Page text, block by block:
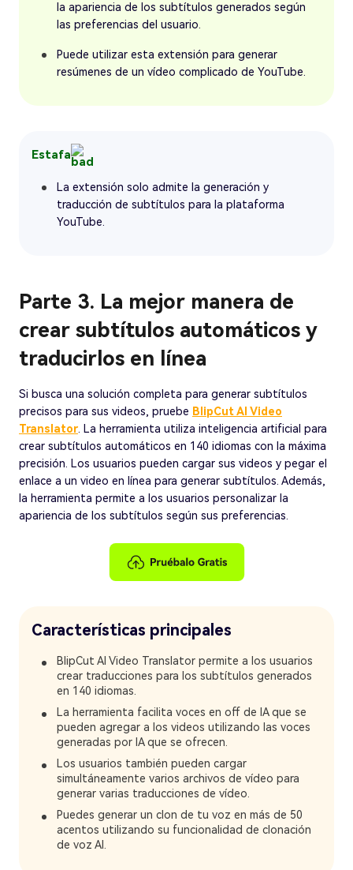
la apariencia de los subtítulos generados según
las preferencias del usuario.
Puede utilizar esta extensión para generar
resúmenes de un vídeo complicado de YouTube.
Estafa
La extensión solo admite la generación y
traducción de subtítulos para la plataforma
YouTube.
Parte 3. La mejor manera de
crear subtítulos automáticos y
traducirlos en línea
Si busca una solución completa para generar subtítulos
precisos para sus videos, pruebe BlipCut AI Video
Translator. La herramienta utiliza inteligencia artificial para
crear subtítulos automáticos en 140 idiomas con la máxima
precisión. Los usuarios pueden cargar sus videos y pegar el
enlace a un video en línea para generar subtítulos. Además,
la herramienta permite a los usuarios personalizar la
apariencia de los subtítulos según sus preferencias.
Características principales
BlipCut AI Video Translator permite a los usuarios
crear traducciones para los subtítulos generados
en 140 idiomas.
La herramienta facilita voces en off de IA que se
pueden agregar a los videos utilizando las voces
generadas por IA que se ofrecen.
Los usuarios también pueden cargar
simultáneamente varios archivos de vídeo para
generar varias traducciones de vídeo.
Puedes generar un clon de tu voz en más de 50
acentos utilizando su funcionalidad de clonación
de voz AI.